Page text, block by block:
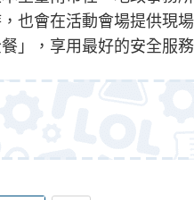
也會在活動會場提供現
」，享用最好的安全服務